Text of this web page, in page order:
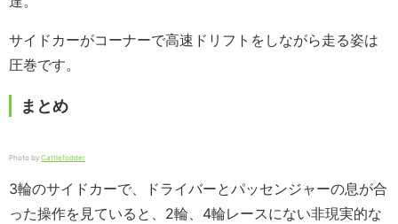
サイドカーがコーナーで高速ドリフトをしながら走る姿は
圧巻です。
まとめ
Photo by Cattlefodder
3輪のサイドカーで、ドライバーとパッセンジャーの息が合
った操作を見ていると、2輪、4輪レースにない非現実的な